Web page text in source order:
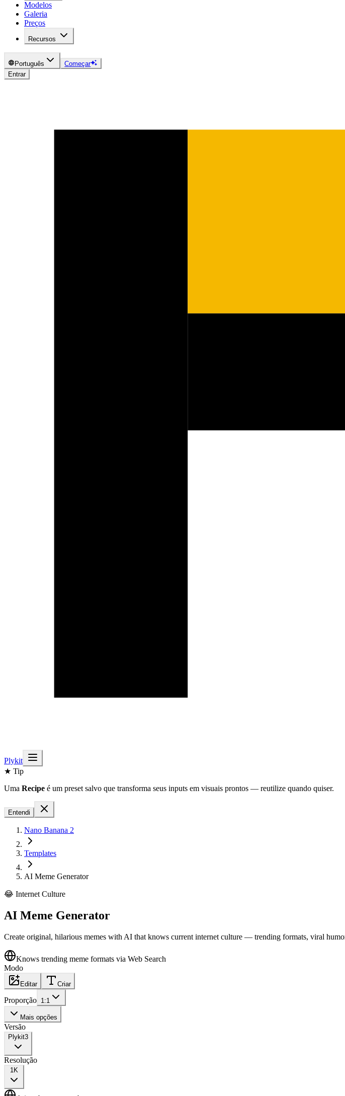
Modelos
Galeria
Preços
Recursos
Português
Começar
Entrar
Plykit
★ Tip
Uma Recipe é um preset salvo que transforma seus inputs em visuais prontos — reutilize quando quiser.
Entendi
Nano Banana 2
Templates
AI Meme Generator
😂 Internet Culture
AI Meme Generator
Create original, hilarious memes with AI that knows current internet culture — trending formats, viral
Knows trending meme formats via Web Search
Modo
Editar Criar
Proporção 1:1
Mais opções
Versão
Plykit3
Resolução
1K